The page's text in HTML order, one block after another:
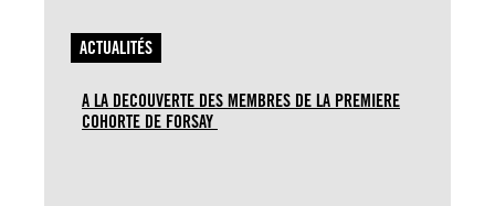
ACTUALITÉS
A LA DECOUVERTE DES MEMBRES DE LA PREMIERE
COHORTE DE FORSAY